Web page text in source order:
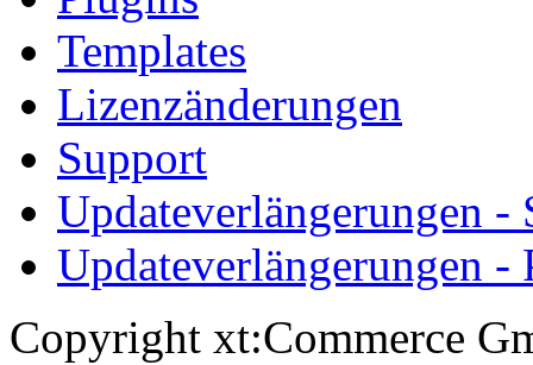
Templates
Lizenzänderungen
Support
Updateverlängerungen -
Updateverlängerungen -
Copyright xt:Commerce